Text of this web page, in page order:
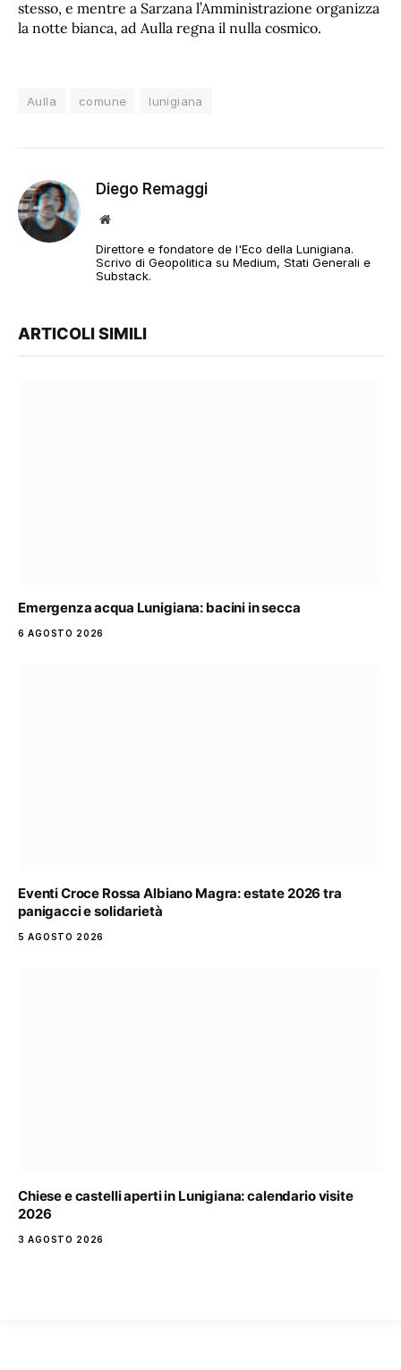
stesso, e mentre a Sarzana l’Amministrazione organizza
la notte bianca, ad Aulla regna il nulla cosmico.
Aulla comune lunigiana
Diego Remaggi
Sito
Direttore e fondatore de l'Eco della Lunigiana.
Scrivo di Geopolitica su Medium, Stati Generali e
Substack.
ARTICOLI SIMILI
Emergenza acqua Lunigiana: bacini in secca
6 AGOSTO 2026
Eventi Croce Rossa Albiano Magra: estate 2026 tra
panigacci e solidarietà
5 AGOSTO 2026
Chiese e castelli aperti in Lunigiana: calendario visite
2026
3 AGOSTO 2026